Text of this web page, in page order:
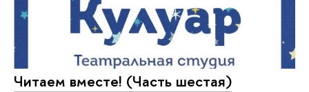
Читаем вместе! (Часть шестая)